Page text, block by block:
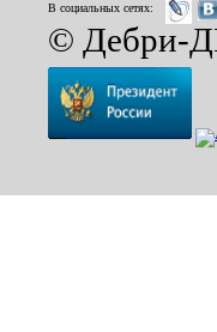
В социальных сетях:
© Дебри-